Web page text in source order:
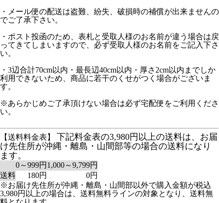
・メール便の配送は盗難、紛失、破損時の補償が出来ませんの
でご了承下さい。
・ポスト投函のため、表札と受取人様のお名前が違う場合は戻
ってきてしまいますので、必ず受取人様のお名前をご記入下さ
い。
・3辺合計70cm以内・最長辺40cm以内・厚さ2cm以内までしか
利用できないため、商品に若干のくせがつく場合がございま
す。
※あらかじめご了承頂けない場合は必ず宅配便をご利用くださ
い。
【送料料金表】
下記料金表の3,980円以上の送料は、お届
け先住所が沖縄・離島・山間部等の場合の送料になり
ます。
0～999円 1,000～9,799円
送料
180円
0円
※お届け先住所が沖縄・離島・山間部以外で購入金額が税込
3,980円以上の場合は、送料無料ラインの対象となり、送料無